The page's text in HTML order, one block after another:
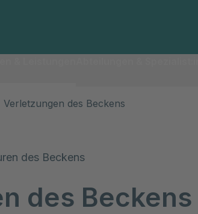
Verletzungen des Beckens
des Beckens
des Beckens